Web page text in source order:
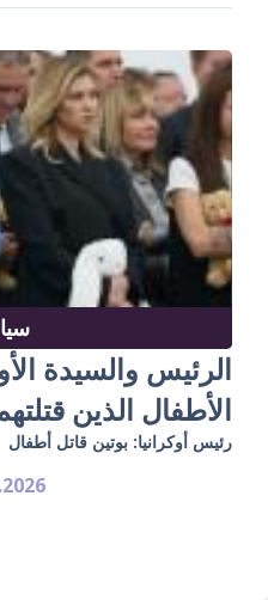
الرئيس والسيدة
الأطفال الذين
رئيس أوكرانيا: بوتين قاتل أطفال